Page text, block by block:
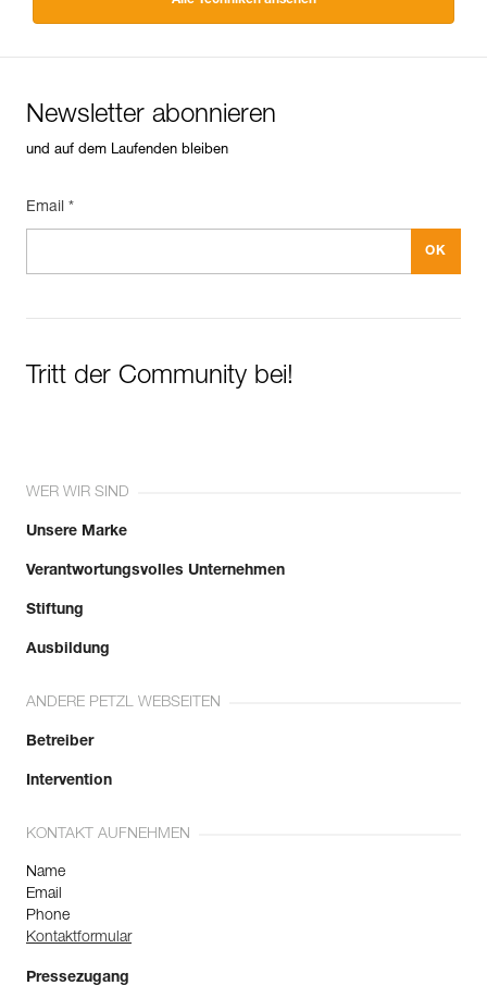
Newsletter abonnieren
und auf dem Laufenden bleiben
Email *
Tritt der Community bei!
WER WIR SIND
Unsere Marke
Verantwortungsvolles Unternehmen
Stiftung
Ausbildung
ANDERE PETZL WEBSEITEN
Betreiber
Intervention
KONTAKT AUFNEHMEN
Name
Email
Phone
Kontaktformular
Pressezugang